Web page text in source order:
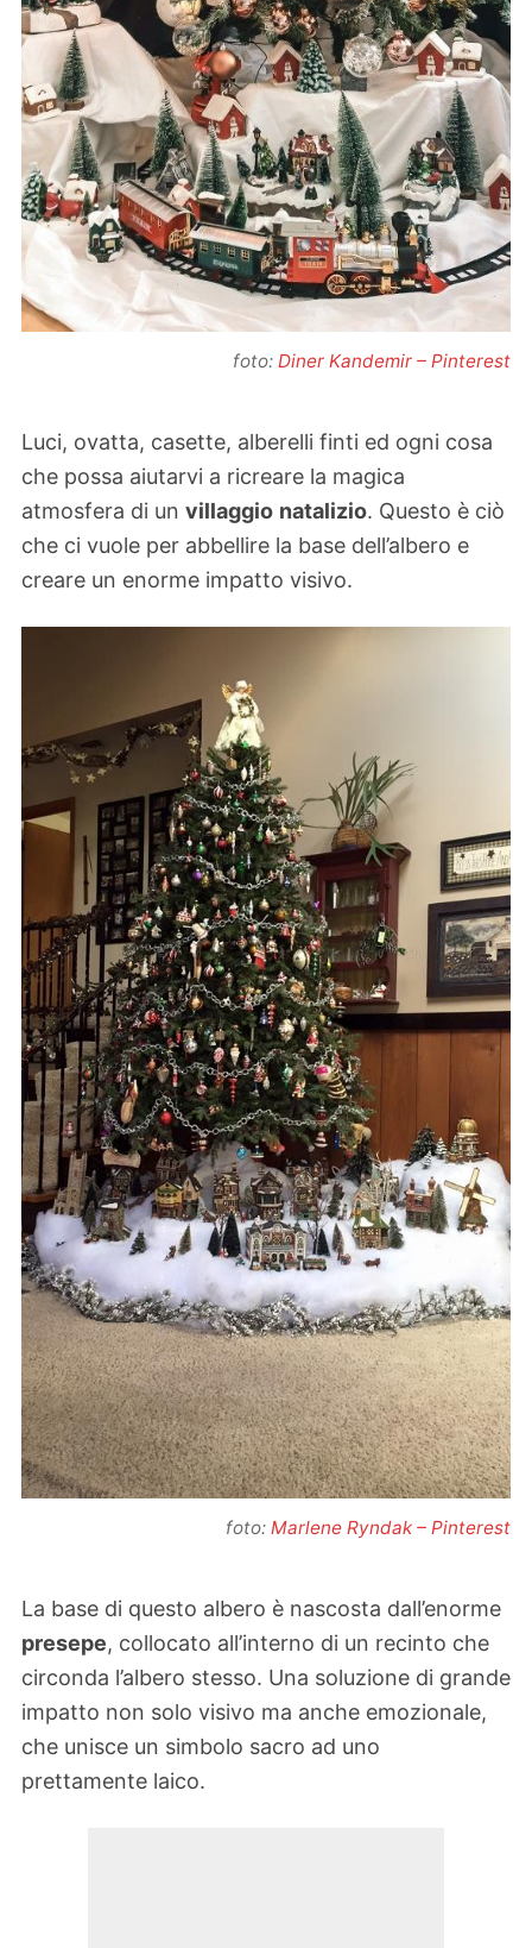
foto: Diner Kandemir – Pinterest
Luci, ovatta, casette, alberelli finti ed ogni cosa
che possa aiutarvi a ricreare la magica
atmosfera di un villaggio natalizio. Questo è ciò
che ci vuole per abbellire la base dell’albero e
creare un enorme impatto visivo.
foto: Marlene Ryndak – Pinterest
La base di questo albero è nascosta dall’enorme
presepe, collocato all’interno di un recinto che
circonda l’albero stesso. Una soluzione di grande
impatto non solo visivo ma anche emozionale,
che unisce un simbolo sacro ad uno
prettamente laico.